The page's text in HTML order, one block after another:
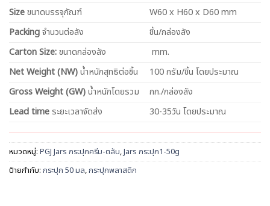
Sizeขนาดบรรจุภัณฑ์
W60 x H60 x D60 mm
Packingจำนวนต่อลัง
ชิ้น/กล่องลัง
Carton Size:ขนาดกล่องลัง
mm.
NetWeight (NW)น้ำหนักสุทธิต่อชิ้น
100 กรัม/ชิ้น โดยประมาณ
Gross Weight (GW)น้ำหนักโดยรวม
กก./กล่องลัง
Lead time ระยะเวลาจัดส่ง 30-35วัน โดยประมาณ
หมวดหมู่: PGJ Jars กระปุกครีม-ตลับ,Jars กระปุก1-50g
ป้ายกำกับ: กระปุก 50 มล,กระปุกพลาสติก